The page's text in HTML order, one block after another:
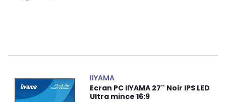
IIYAMA
Ecran PC IIYAMA 27'' Noir IPS LED
Ultra mince 16:9